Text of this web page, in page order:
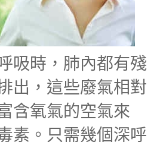
吸時，肺內都有殘
出，這些廢氣相對
含氧氣的空氣來
素。只需幾個深呼